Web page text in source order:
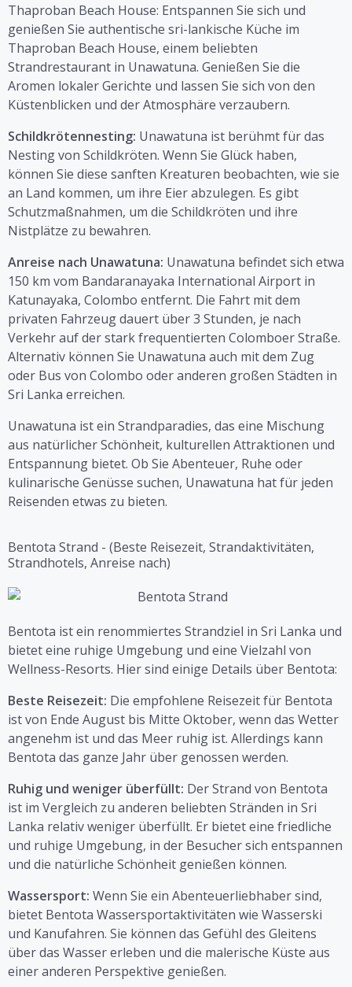
Thaproban Beach House: Entspannen Sie sich und
genießen Sie authentische sri-lankische Küche im
Thaproban Beach House, einem beliebten
Strandrestaurant in Unawatuna. Genießen Sie die
Aromen lokaler Gerichte und lassen Sie sich von den
Küstenblicken und der Atmosphäre verzaubern.
Schildkrötennesting: Unawatuna ist berühmt für das
Nesting von Schildkröten. Wenn Sie Glück haben,
können Sie diese sanften Kreaturen beobachten, wie sie
an Land kommen, um ihre Eier abzulegen. Es gibt
Schutzmaßnahmen, um die Schildkröten und ihre
Nistplätze zu bewahren.
Anreise nach Unawatuna: Unawatuna befindet sich etwa
150 km vom Bandaranayaka International Airport in
Katunayaka, Colombo entfernt. Die Fahrt mit dem
privaten Fahrzeug dauert über 3 Stunden, je nach
Verkehr auf der stark frequentierten Colomboer Straße.
Alternativ können Sie Unawatuna auch mit dem Zug
oder Bus von Colombo oder anderen großen Städten in
Sri Lanka erreichen.
Unawatuna ist ein Strandparadies, das eine Mischung
aus natürlicher Schönheit, kulturellen Attraktionen und
Entspannung bietet. Ob Sie Abenteuer, Ruhe oder
kulinarische Genüsse suchen, Unawatuna hat für jeden
Reisenden etwas zu bieten.
Bentota Strand - (Beste Reisezeit, Strandaktivitäten,
Strandhotels, Anreise nach)
Bentota ist ein renommiertes Strandziel in Sri Lanka und
bietet eine ruhige Umgebung und eine Vielzahl von
Wellness-Resorts. Hier sind einige Details über Bentota:
Beste Reisezeit: Die empfohlene Reisezeit für Bentota
ist von Ende August bis Mitte Oktober, wenn das Wetter
angenehm ist und das Meer ruhig ist. Allerdings kann
Bentota das ganze Jahr über genossen werden.
Ruhig und weniger überfüllt: Der Strand von Bentota
ist im Vergleich zu anderen beliebten Stränden in Sri
Lanka relativ weniger überfüllt. Er bietet eine friedliche
und ruhige Umgebung, in der Besucher sich entspannen
und die natürliche Schönheit genießen können.
Wassersport: Wenn Sie ein Abenteuerliebhaber sind,
bietet Bentota Wassersportaktivitäten wie Wasserski
und Kanufahren. Sie können das Gefühl des Gleitens
über das Wasser erleben und die malerische Küste aus
einer anderen Perspektive genießen.